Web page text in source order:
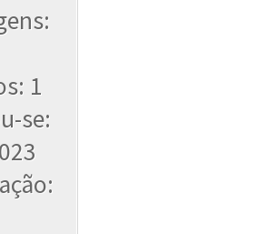
1
se: